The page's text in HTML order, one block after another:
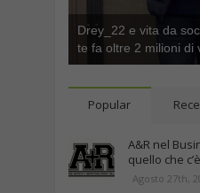
Drey_22 e vita da
te fa oltre 2 milioni di
Popular
A&R nel
quello che
Agosto 27th,